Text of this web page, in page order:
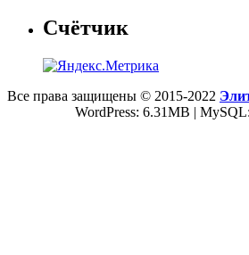
Счётчик
Все права защищены © 2015-2022
WordPress: 6.31MB |